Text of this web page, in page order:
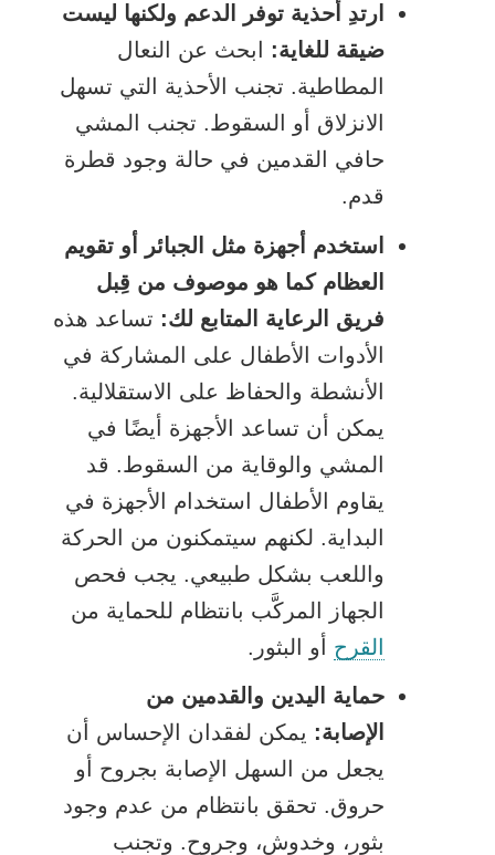
ارتدِ أحذية توفر الدعم ولكنها ليست
ضيقة للغاية: ابحث عن النعال
المطاطية. تجنب الأحذية التي تسهل
الانزلاق أو السقوط. تجنب المشي
حافي القدمين في حالة وجود قطرة
قدم.
استخدم أجهزة مثل الجبائر أو تقويم
العظام كما هو موصوف من قِبل
فريق الرعاية المتابع لك: تساعد هذه
الأدوات الأطفال على المشاركة في
الأنشطة والحفاظ على الاستقلالية.
يمكن أن تساعد الأجهزة أيضًا في
المشي والوقاية من السقوط. قد
يقاوم الأطفال استخدام الأجهزة في
البداية. لكنهم سيتمكنون من الحركة
واللعب بشكل طبيعي. يجب فحص
الجهاز المركَّب بانتظام للحماية من
القرح أو البثور.
حماية اليدين والقدمين من
الإصابة: يمكن لفقدان الإحساس أن
يجعل من السهل الإصابة بجروح أو
حروق. تحقق بانتظام من عدم وجود
بثور، وخدوش، وجروح. وتجنب